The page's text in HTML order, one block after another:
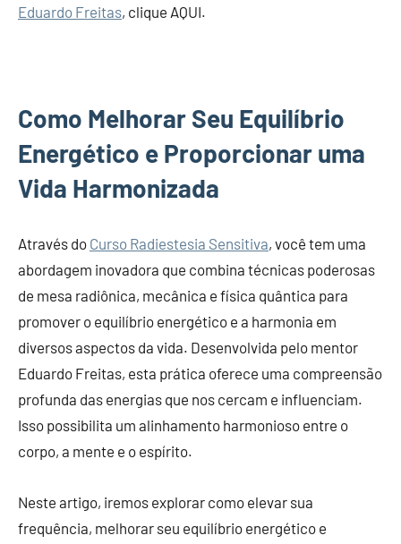
Eduardo Freitas, clique AQUI.
Como Melhorar Seu Equilíbrio
Energético e Proporcionar uma
Vida Harmonizada
Através do Curso Radiestesia Sensitiva, você tem uma
abordagem inovadora que combina técnicas poderosas
de mesa radiônica, mecânica e física quântica para
promover o equilíbrio energético e a harmonia em
diversos aspectos da vida. Desenvolvida pelo mentor
Eduardo Freitas, esta prática oferece uma compreensão
profunda das energias que nos cercam e influenciam.
Isso possibilita um alinhamento harmonioso entre o
corpo, a mente e o espírito.
Neste artigo, iremos explorar como elevar sua
frequência, melhorar seu equilíbrio energético e